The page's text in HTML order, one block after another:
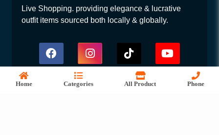
Home Categories All Product Phone
Live Shopping. providing elegance & lucrative
outfit items sourced both locally & globally.